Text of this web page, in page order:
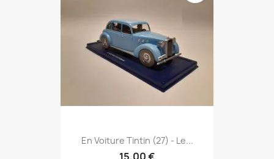
En Voiture Tintin (27) - Le...